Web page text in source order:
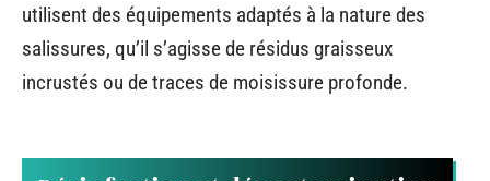
utilisent des équipements adaptés à la nature des
salissures, qu’il s’agisse de résidus graisseux
incrustés ou de traces de moisissure profonde.